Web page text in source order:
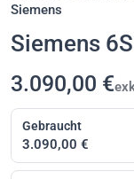
Siemens
Siemens
3.090,00 €
Gebraucht
3.090,00 €